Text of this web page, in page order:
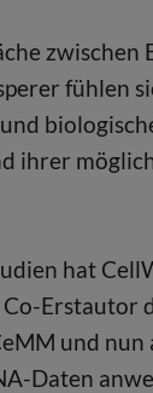
zwischen
fühlen
ihrer
hat
Erstautor
und nun
Daten